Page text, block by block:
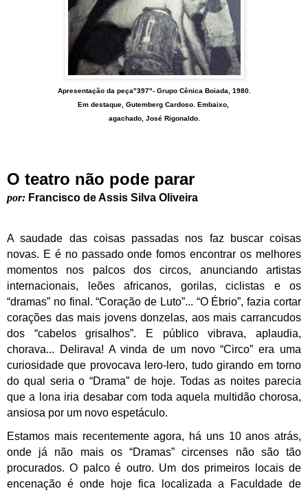
Apresentação da peça"397"- Grupo Cênica Boiada, 1980.
Em destaque, Gutemberg Cardoso. Embaixo,
agachado, José Rigonaldo.
O teatro não pode parar
por: Francisco de Assis Silva Oliveira
A saudade das coisas passadas nos faz buscar coisas
novas. E é no passado onde fomos encontrar os melhores
momentos nos palcos dos circos, anunciando artistas
internacionais, leões africanos, gorilas, ciclistas e os
“dramas” no final. “Coração de Luto”... “O Ébrio”, fazia cortar
corações das mais jovens donzelas, aos mais carrancudos
dos “cabelos grisalhos”. E público vibrava, aplaudia,
chorava... Delirava! A vinda de um novo “Circo” era uma
curiosidade que provocava lero-lero, tudo girando em torno
do qual seria o “Drama” de hoje. Todas as noites parecia
que a lona iria desabar com toda aquela multidão chorosa,
ansiosa por um novo espetáculo.
Estamos mais recentemente agora, há uns 10 anos atrás,
onde já não mais os “Dramas” circenses não são tão
procurados. O palco é outro. Um dos primeiros locais de
encenação é onde hoje fica localizada a Faculdade de